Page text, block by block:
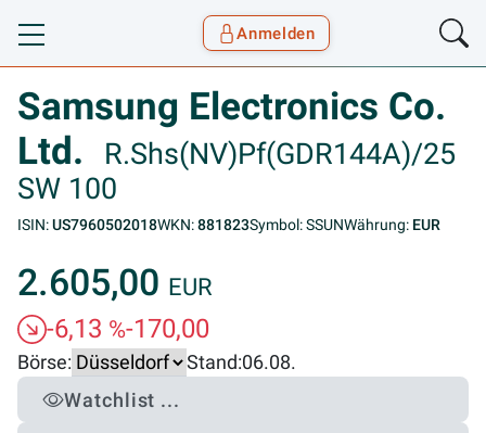
Toggle navigation
Anmelden
Samsung Electronics Co.
Ltd.
R.Shs(NV)Pf(GDR144A)/25
SW 100
ISIN:US7960502018WKN:881823Symbol: SSUNWährung: EUR
2.605,00 EUR
-6,13 %-170,00
Börse: Stand:06.08.
Watchlist ...